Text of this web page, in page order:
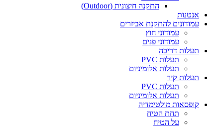
התקנה חיצונית (Outdoor)
אנטנות
עמודונים להתקנת אביזרים
עמודוני חוץ
עמודוני פנים
תעלות דריכה
תעלות PVC
תעלות אלומיניום
תעלות קיר
תעלות PVC
תעלות אלומיניום
קופסאות מולטימדיה
תחת הטיח
על הטיח